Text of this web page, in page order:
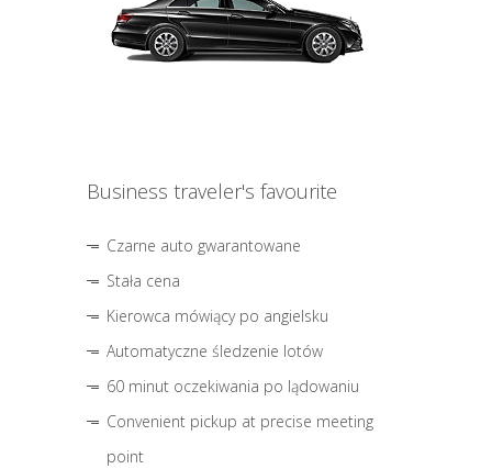
Business traveler's favourite
Czarne auto gwarantowane
Stała cena
Kierowca mówiący po angielsku
Automatyczne śledzenie lotów
60 minut oczekiwania po lądowaniu
Convenient pickup at precise meeting
point